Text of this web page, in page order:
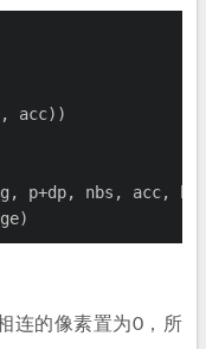
acc))
p+dp, nbs, acc,
连的像素置为0，所